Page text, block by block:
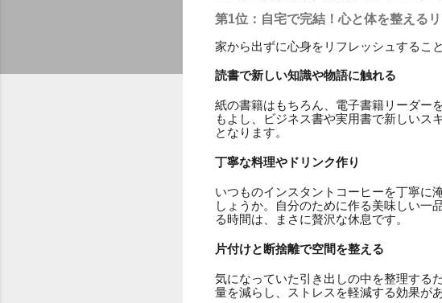
第1位：自宅で完結！心と体を整える
家から出ずに心身をリフレッシュするこ
読書で新しい知識や物語に触れる
紙の書籍はもちろん、電子書籍リーダー
もよし、ビジネス書や実用書で新しいス
となります。
丁寧な料理やドリンク作り
いつものインスタントコーヒーを丁寧に
しょうか。自分のために作る美味しい一
る時間は、まさに贅沢な休息です。
片付けと断捨離で空間を整える
気になっていた引き出しの中を整理する
量を減らし、ストレスを軽減する効果が